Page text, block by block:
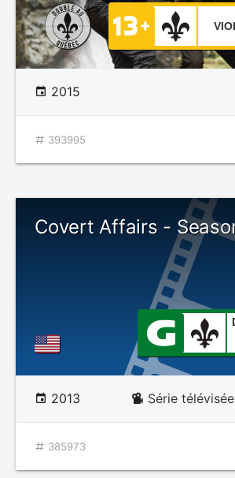
2015
393995
Covert Affairs -
2013 Série
385973